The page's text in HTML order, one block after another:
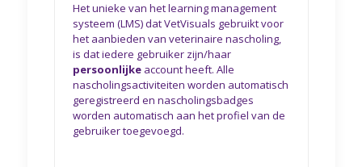
Het unieke van het learning management
systeem (LMS) dat VetVisuals gebruikt voor
het aanbieden van veterinaire nascholing,
is dat iedere gebruiker zijn/haar
persoonlijke account heeft. Alle
nascholingsactiviteiten worden automatisch
geregistreerd en nascholingsbadges
worden automatisch aan het profiel van de
gebruiker toegevoegd.